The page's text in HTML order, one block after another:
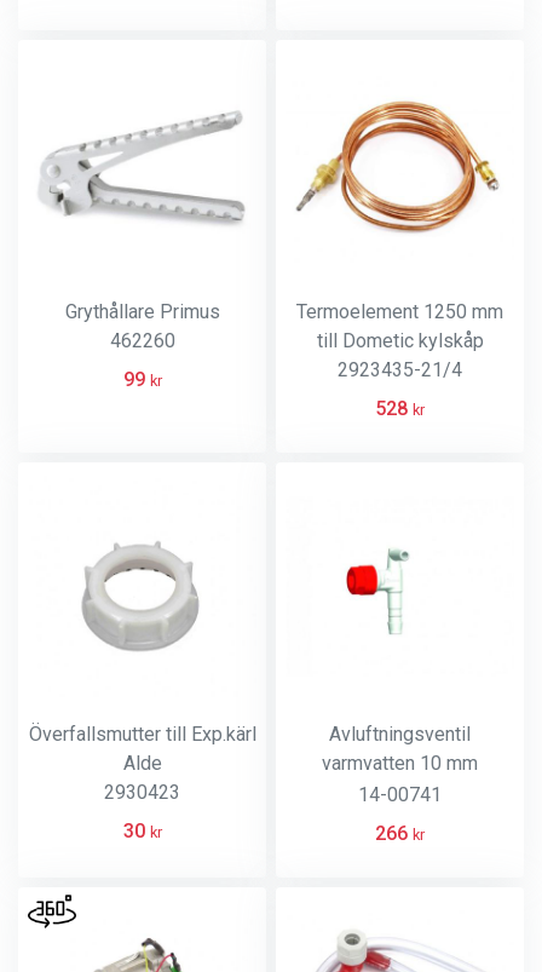
Grythållare Primus
462260
99 kr
Termoelement 1250 mm
till Dometic kylskåp
2923435-21/4
528 kr
Överfallsmutter till Exp.kärl
Alde
2930423
30 kr
Avluftningsventil
varmvatten 10 mm
automatisk
slanganslutning
14-00741
266 kr